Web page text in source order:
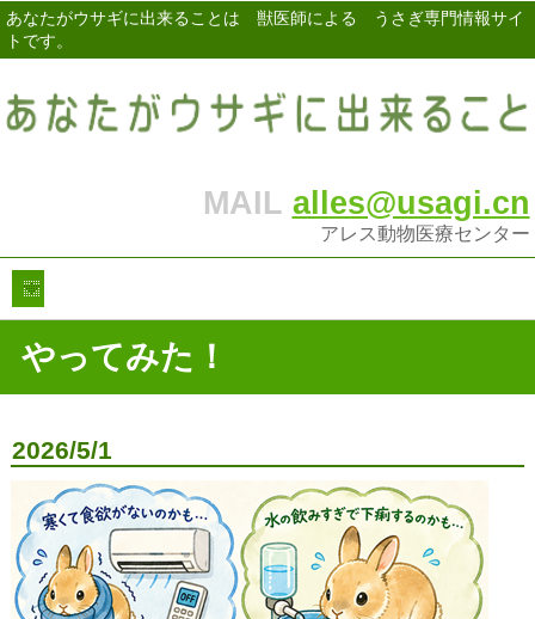
あなたがウサギに出来ることは 獣医師による うさぎ専門情報サイ
トです。
MAIL alles@usagi.cn
アレス動物医療センター
やってみた！
2026/5/1